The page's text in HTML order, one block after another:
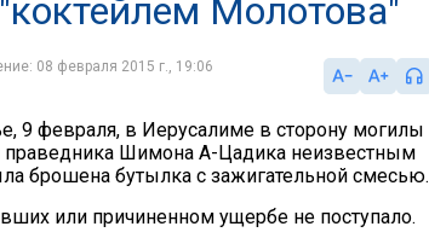
Молотова"
08 февраля 2015 г., 19:06
9 февраля, в Иерусалиме в сторону могилы
праведника Шимона А-Цадика неизвестным
брошена бутылка с зажигательной смесью.
или причиненном ущербе не поступало.